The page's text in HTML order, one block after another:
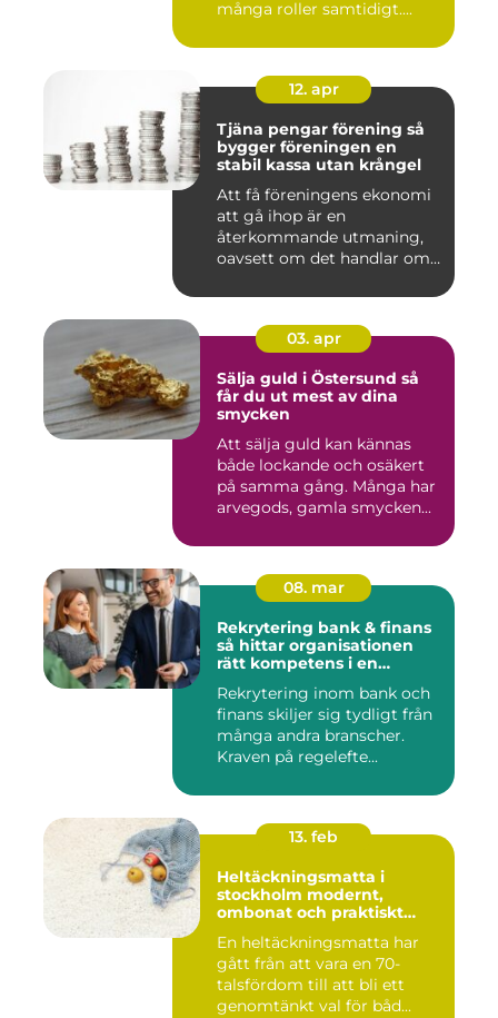
många roller samtidigt....
12. apr
Tjäna pengar förening så
bygger föreningen en
stabil kassa utan krångel
Att få föreningens ekonomi
att gå ihop är en
återkommande utmaning,
oavsett om det handlar om
03. apr
Sälja guld i Östersund så
får du ut mest av dina
smycken
Att sälja guld kan kännas
både lockande och osäkert
på samma gång. Många har
arvegods, gamla smycken...
08. mar
Rekrytering bank & finans
så hittar organisationen
rätt kompetens i en
Rekrytering inom bank och
finans skiljer sig tydligt från
många andra branscher.
Kraven på regelefte...
13. feb
Heltäckningsmatta i
stockholm modernt,
ombonat och praktiskt
En heltäckningsmatta har
gått från att vara en 70-
talsfördom till att bli ett
genomtänkt val för båd...